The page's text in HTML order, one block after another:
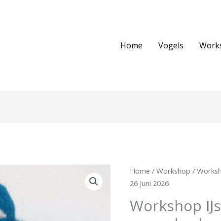
Home Vogels
Home /Workshop /
26 Juni 2026
Workshop